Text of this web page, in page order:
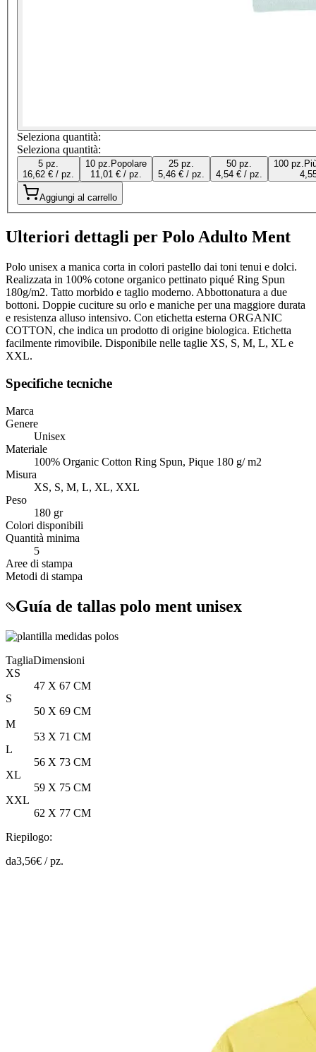
Seleziona quantità:
Seleziona quantità:
5 pz.
16,62 € / pz.
10 pz. Popolare
11,01 € / pz.
25 pz.
5,46 € / pz.
50 pz.
4,54 € / pz.
100 pz.
Aggiungi al carrello
Ulteriori dettagli per Polo Adulto Ment
Polo unisex a manica corta in colori pastello dai toni tenui e dolci.
Realizzata in 100% cotone organico pettinato piqué Ring Spun
180g/m2. Tatto morbido e taglio moderno. Abbottonatura a due
bottoni. Doppie cuciture su orlo e maniche per una maggiore durata
e resistenza alluso intensivo. Con etichetta esterna ORGANIC
COTTON, che indica un prodotto di origine biologica. Etichetta
facilmente rimovibile. Disponibile nelle taglie XS, S, M, L, XL e
XXL.
Specifiche tecniche
Marca
Genere
Unisex
Materiale
100% Organic Cotton Ring Spun, Pique 180 g/ m2
Misura
XS, S, M, L, XL, XXL
Peso
180 gr
Colori disponibili
Quantità minima
5
Aree di stampa
Metodi di stampa
Guía de tallas polo ment unisex
TagliaDimensioni
XS
47 X 67 CM
S
50 X 69 CM
M
53 X 71 CM
L
56 X 73 CM
XL
59 X 75 CM
XXL
62 X 77 CM
Riepilogo:
da3,56€ /pz.